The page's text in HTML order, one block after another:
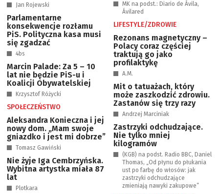
Jan Rojewski
Parlamentarne
konsekwencje rozłamu
PiS. Polityczna kasa musi
się zgadzać
4bs
Marcin Palade: Za 5 – 10
lat nie będzie PiS-u i
Koalicji Obywatelskiej
Krzysztof Różycki
SPOŁECZEŃSTWO
Aleksandra Konieczna i jej
nowy dom. „Mam swoje
gniazdko i jest mi dobrze”
Tomasz Gawiński
Nie żyje Iga Cembrzyńska.
Wybitna artystka miała 87
lat
Plotkara
MK na podst.: Diario de Ávila,
Ávilared
LIFESTYLE/ZDROWIE
Rezonans magnetyczny –
Polacy coraz częściej
traktują go jako
profilaktykę
A.M.
Mit o tatuażach, który
może zaszkodzić zdrowiu.
Zastanów się trzy razy
Andrzej Marciniak
Zastrzyki odchudzające.
Nie tylko mniej
kilogramów
(KGB) na podst. Radio BBC, Daniel
Thomas, „Od płynu do płukania
ust po farbę do włosów: jak
zastrzyki odchudzające
zmieniają nawyki zakupowe”